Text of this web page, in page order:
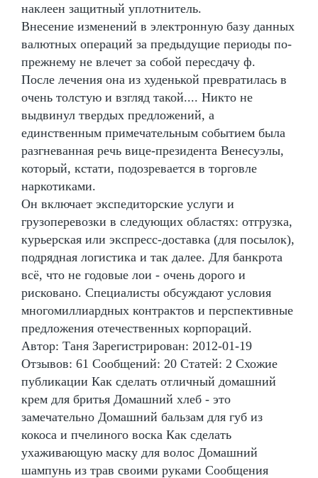
наклеен защитный уплотнитель.
Внесение изменений в электронную базу данных
валютных операций за предыдущие периоды по-
прежнему не влечет за собой пересдачу ф.
После лечения она из худенькой превратилась в
очень толстую и взгляд такой.... Никто не
выдвинул твердых предложений, а
единственным примечательным событием была
разгневанная речь вице-президента Венесуэлы,
который, кстати, подозревается в торговле
наркотиками.
Он включает экспедиторские услуги и
грузоперевозки в следующих областях: отгрузка,
курьерская или экспресс-доставка (для посылок),
подрядная логистика и так далее. Для банкрота
всё, что не годовые лои - очень дорого и
рисковано. Специалисты обсуждают условия
многомиллиардных контрактов и перспективные
предложения отечественных корпораций.
Автор: Таня Зарегистрирован: 2012-01-19
Отзывов: 61 Сообщений: 20 Статей: 2 Схожие
публикации Как сделать отличный домашний
крем для бритья Домашний хлеб - это
замечательно Домашний бальзам для губ из
кокоса и пчелиного воска Как сделать
ухаживающую маску для волос Домашний
шампунь из трав своими руками Сообщения